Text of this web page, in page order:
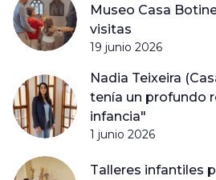
Museo Casa
visitas
19 junio 2026
Nadia Teixeira
tenía un profundo
infancia"
1 junio 2026
Talleres infantiles